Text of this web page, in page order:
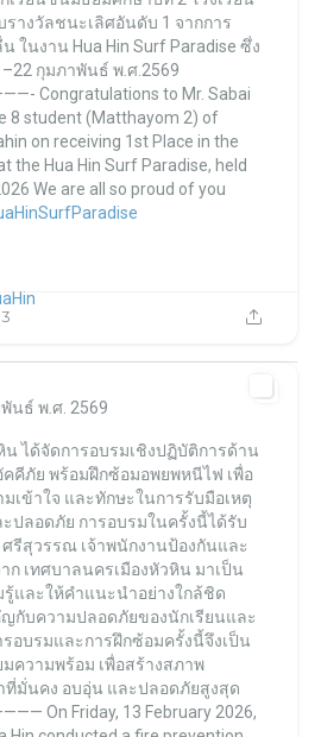
รางวัลชนะเลิศอันดับ 1 จากการ
น ในงาน Hua Hin Surf Paradise ซึ่ง
กุมภาพันธ์ พ.ศ.2569
Congratulations to Mr. Sabai
8 student (Matthayom 2) of
on receiving 1st Place in the
the Hua Hin Surf Paradise, held
We are all so proud of you
โรงเรียนภัทราวดี หัวหิน แผนกมัธยม Patravadi School Huahin Feb 24
3
นธ์ พ.ศ. 2569
น ได้จัดการอบรมเชิงปฏิบัติการด้าน
คีภัย พร้อมฝึกซ้อมอพยพหนีไฟ เพื่อ
เข้าใจ และทักษะในการรับมือเหตุ
ะปลอดภัย การอบรมในครั้งนี้ได้รับ
รีสุวรรณ เจ้าพนักงานป้องกันและ
ก เทศบาลนครเมืองหัวหิน มาเป็น
และให้คำแนะนำอย่างใกล้ชิด
กับความปลอดภัยของนักเรียนและ
อบรมและการฝึกซ้อมครั้งนี้จึงเป็น
ความพร้อม เพื่อสร้างสภาพ
ที่มั่นคง อบอุ่น และปลอดภัยสูงสุด
On Friday, 13 February 2026,